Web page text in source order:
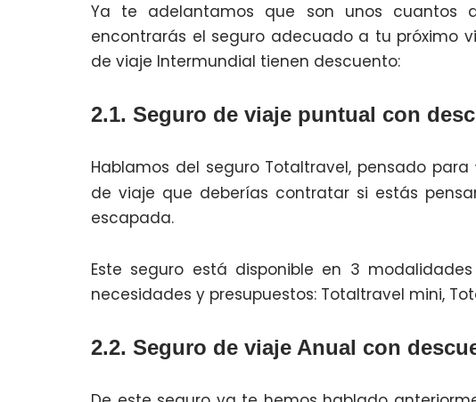
Ya te adelantamos que son unos cuantos
encontrarás el seguro adecuado a tu próximo
de viaje Intermundial tienen descuento:
2.1. Seguro de viaje puntual con
Hablamos del seguro Totaltravel, pensado para
de viaje que deberías contratar si estás
escapada.
Este seguro está disponible en 3
necesidades y presupuestos: Totaltravel mini,
2.2. Seguro de viaje Anual con